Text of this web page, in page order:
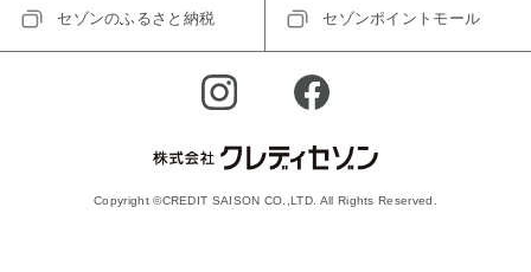
セゾンのふるさと納税 セゾンポイントモール
Copyright ©CREDIT SAISON CO.,LTD. All Rights Reserved.